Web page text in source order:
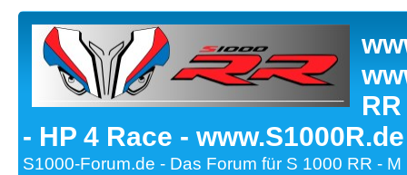
- HP 4 Race -
S1000-Forum.de - Das Forum für S 1000 RR -